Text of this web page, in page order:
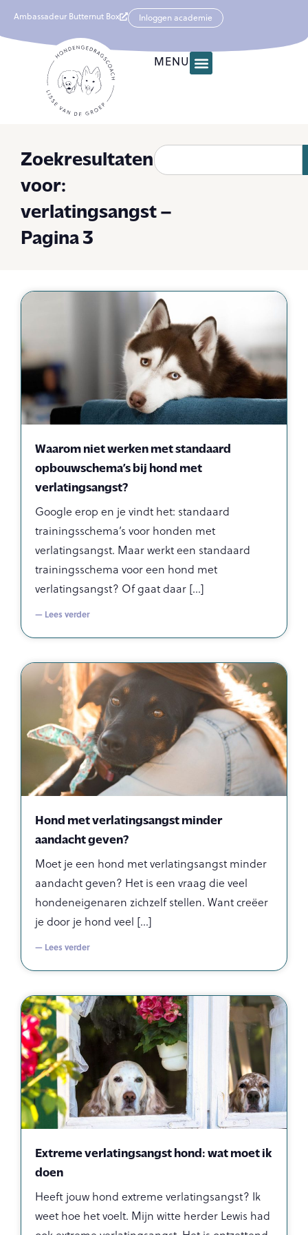
Ambassadeur Butternut Box Inloggen academie
MENU
Zoekresultaten
voor:
verlatingsangst –
Pagina 3
Waarom niet werken met standaard
opbouwschema’s bij hond met
verlatingsangst?
Google erop en je vindt het: standaard
trainingsschema’s voor honden met
verlatingsangst. Maar werkt een standaard
trainingsschema voor een hond met
verlatingsangst? Of gaat daar
— Lees verder
Hond met verlatingsangst minder
aandacht geven?
Moet je een hond met verlatingsangst minder
aandacht geven? Het is een vraag die veel
hondeneigenaren zichzelf stellen. Want creëer
je door je hond veel
— Lees verder
Extreme verlatingsangst hond: wat moet ik
doen
Heeft jouw hond extreme verlatingsangst? Ik
weet hoe het voelt. Mijn witte herder Lewis had